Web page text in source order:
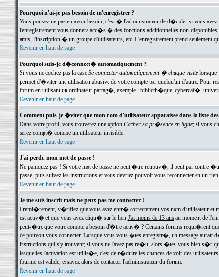
Pourquoi n'ai-je pas besoin de m'enregistrer ?
Vous pouvez ne pas en avoir besoin; c'est � l'administrateur de d�cider si vous
l'enregistrement vous donnera acc�s � des fonctions additionnelles non-
amis, l'inscription � un groupe d'utilisateurs, etc. L'enregistrement prend seulement
Revenir en haut de page
Pourquoi suis-je d�connect� automatiquement ?
Si vous ne cochez pas la case Se connecter automatiquement � chaque visitelorsque
permet d'�viter une utilisation abusive de votre compte par quelqu'un d'autre. Pour
forum en utilisant un ordinateur partag�, exemple : biblioth�que, cybercaf�,
Revenir en haut de page
Comment puis-je �viter que mon nom d'utilisateur apparaisse dans la liste
Dans votre profil, vous trouverez une option Cacher sa pr�sence en ligne; si vous
serez compt� comme un utilisateur invisible.
Revenir en haut de page
J'ai perdu mon mot de passe !
Ne paniquez pas ! Si votre mot de passe ne peut �tre retrouv�, il peut par contre
passe, puis suivez les instructions et vous devriez pouvoir vous reconnecter en un rien
Revenir en haut de page
Je me suis inscrit mais ne peux pas me connecter !
Premi�rement, v�rifiez que vous avez entr� correctement vos nom d'utilisateur
est activ� et que vous avez cliqu� sur le lien J'ai moins de 13 ansau moment de
peut-�tre que votre compte a besoin d'�tre activ� ? Certains forums requi�rent
de pouvoir vous connecter. Lorsque vous vous �tes enregistr�, un message aurait
instructions qui s'y trouvent; si vous ne l'avez pas re�u, alors �tes-vous bien s�r
lesquelles l'activation est utilis�e, c'est de r�duire les chances de voir des
fournie est valide, essayez alors de contacter l'administrateur du forum.
Revenir en haut de page